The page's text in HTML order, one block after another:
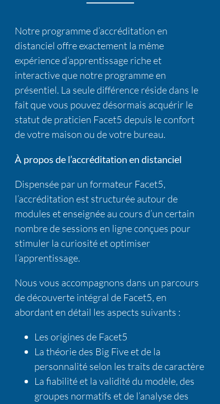
Notre programme d’accréditation en
distanciel offre exactement la même
expérience d’apprentissage riche et
interactive que notre programme en
présentiel. La seule différence réside dans le
fait que vous pouvez désormais acquérir le
statut de praticien Facet5 depuis le confort
de votre maison ou de votre bureau.
À propos de l’accréditation en distanciel
Dispensée par un formateur Facet5,
l’accréditation est structurée autour de
modules et enseignée au cours d’un certain
nombre de sessions en ligne conçues pour
stimuler la curiosité et optimiser
l’apprentissage.
Nous vous accompagnons dans un parcours
de découverte intégral de Facet5, en
abordant en détail les aspects suivants :
Les origines de Facet5
La théorie des Big Five et de la
personnalité selon les traits de caractère
La fiabilité et la validité du modèle, des
groupes normatifs et de l’analyse des